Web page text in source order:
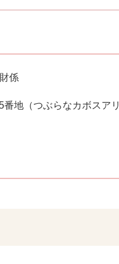
係
地（つぶらなカボスアリ